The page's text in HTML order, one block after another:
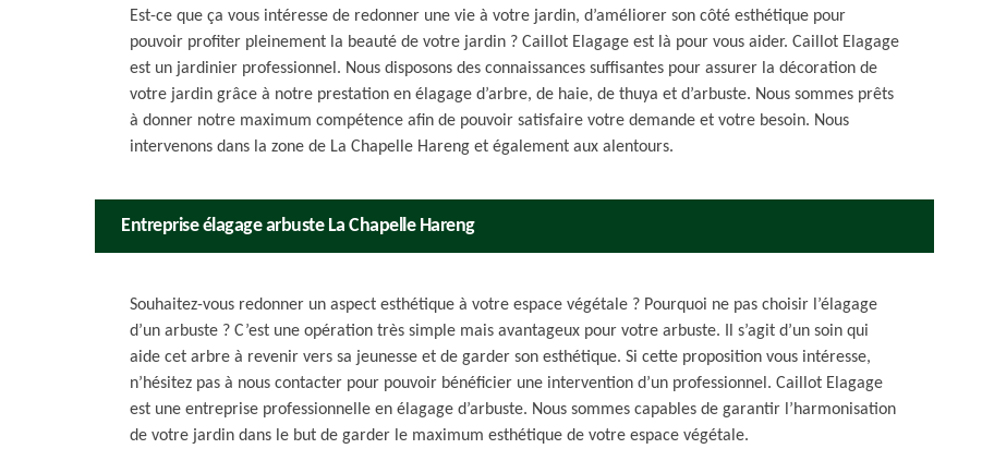
Est-ce que ça vous intéresse de redonner une vie à votre jardin, d’améliorer son côté esthétique pour
pouvoir profiter pleinement la beauté de votre jardin ? Caillot Elagage est là pour vous aider. Caillot Elagage
est un jardinier professionnel. Nous disposons des connaissances suffisantes pour assurer la décoration de
votre jardin grâce à notre prestation en élagage d’arbre, de haie, de thuya et d’arbuste. Nous sommes prêts
à donner notre maximum compétence afin de pouvoir satisfaire votre demande et votre besoin. Nous
intervenons dans la zone de La Chapelle Hareng et également aux alentours.
Entreprise élagage arbuste La Chapelle Hareng
Souhaitez-vous redonner un aspect esthétique à votre espace végétale ? Pourquoi ne pas choisir l’élagage
d’un arbuste ? C’est une opération très simple mais avantageux pour votre arbuste. Il s’agit d’un soin qui
aide cet arbre à revenir vers sa jeunesse et de garder son esthétique. Si cette proposition vous intéresse,
n’hésitez pas à nous contacter pour pouvoir bénéficier une intervention d’un professionnel. Caillot Elagage
est une entreprise professionnelle en élagage d’arbuste. Nous sommes capables de garantir l’harmonisation
de votre jardin dans le but de garder le maximum esthétique de votre espace végétale.